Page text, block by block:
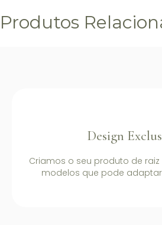
Produtos
Design
Criamos o seu produto de
modelos que pode